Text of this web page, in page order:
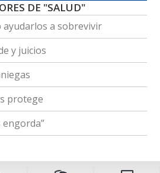
DE "SALUD"
ayudarlos a sobrevivir
y juicios
protege
engorda”